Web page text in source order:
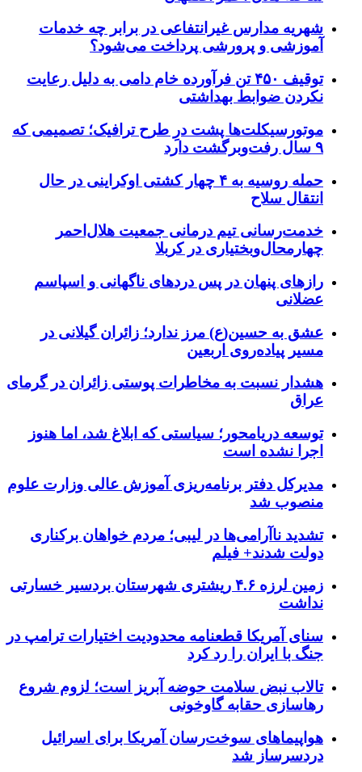
شهریه مدارس غیرانتفاعی در برابر چه خدمات
آموزشی و پرورشی پرداخت می‌شود؟
توقیف ۴۵۰ تن فرآورده خام دامی به دلیل رعایت
نکردن ضوابط بهداشتی
موتورسیکلت‌ها پشت درِ طرح ترافیک؛ تصمیمی که
۹ سال رفت‌وبرگشت دارد
حمله روسیه به ۴ چهار کشتی اوکراینی در حال
انتقال سلاح
خدمت‌رسانی تیم درمانی جمعیت هلال‌احمر
چهارمحال‌وبختیاری در کربلا
رازهای پنهان در پس دردهای ناگهانی و اسپاسم
عضلانی
عشق به حسین(ع) مرز ندارد؛ زائران گیلانی در
مسیر پیاده‌روی اربعین
هشدار نسبت به مخاطرات پوستی زائران در گرمای
عراق
توسعه دریامحور؛ سیاستی که ابلاغ شد، اما هنوز
اجرا نشده است
مدیرکل دفتر برنامه‌ریزی آموزش عالی وزارت علوم
منصوب شد
تشدید ناآرامی‌ها در لیبی؛ مردم خواهان برکناری
دولت شدند+ فیلم
زمین لرزه ۴.۶ ریشتری شهرستان بردسیر خسارتی
نداشت
سنای آمریکا قطعنامه محدودیت اختیارات ترامپ در
جنگ با ایران را رد کرد
تالاب نبض سلامت حوضه آبریز است؛ لزوم شروع
رهاسازی حقابه گاوخونی
هواپیماهای سوخت‌رسان آمریکا برای اسرائیل
دردسرساز شد